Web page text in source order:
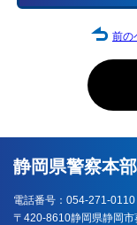
前の
静岡県警察本部
電話番号：054-271-0110
〒420-8610静岡県静岡